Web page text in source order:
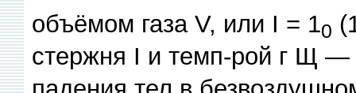
объёмом газа V, или I = 10
стержня I и темп-рой г Щ —